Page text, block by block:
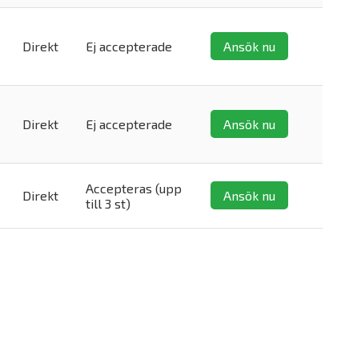
Direkt Ej accepterade Ansök nu
Direkt Ej accepterade Ansök nu
Direkt
Accepteras (upp
till 3 st)
Ansök nu